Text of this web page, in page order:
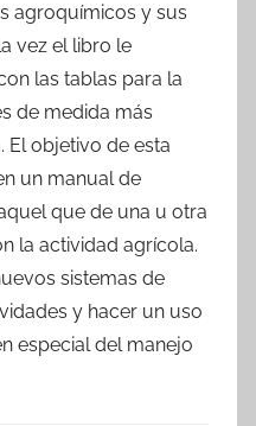
agroquímicos y sus
vez el libro le
las tablas para la
de medida más
El objetivo de esta
un manual de
que de una u otra
la actividad agrícola.
sistemas de
y hacer un uso
especial del manejo